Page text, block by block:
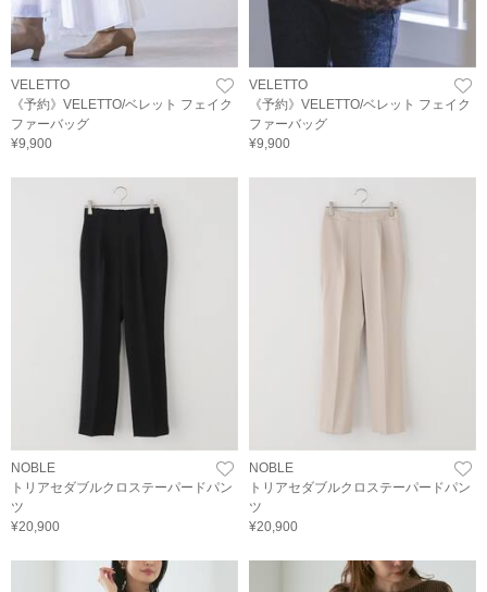
VELETTO
《予約》VELETTO/ベレット フェイク
ファーバッグ
¥9,900
VELETTO
《予約》VELETTO/ベレット フェイク
ファーバッグ
¥9,900
NOBLE
トリアセダブルクロステーパードパン
ツ
¥20,900
NOBLE
トリアセダブルクロステーパードパン
ツ
¥20,900